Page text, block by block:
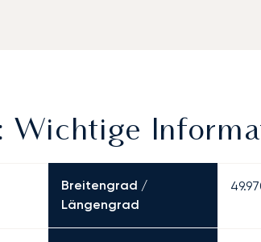
Wichtige
Breitengrad /
Längengrad